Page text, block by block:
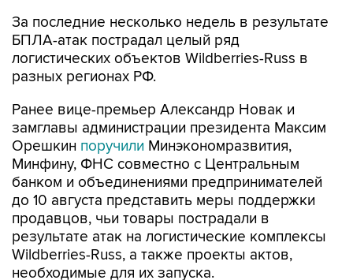
За последние несколько недель в результате
БПЛА-атак пострадал целый ряд
логистических объектов Wildberries-Russ в
разных регионах РФ.
Ранее вице-премьер Александр Новак и
замглавы администрации президента Максим
Орешкин поручили Минэкономразвития,
Минфину, ФНС совместно с Центральным
банком и объединениями предпринимателей
до 10 августа представить меры поддержки
продавцов, чьи товары пострадали в
результате атак на логистические комплексы
Wildberries-Russ, а также проекты актов,
необходимые для их запуска.